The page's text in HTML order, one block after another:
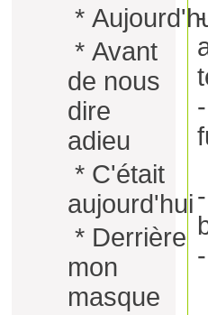
*
* Avant
de nous
dire
adieu
* C'était
aujourd'hui
* Derrière
mon
masque